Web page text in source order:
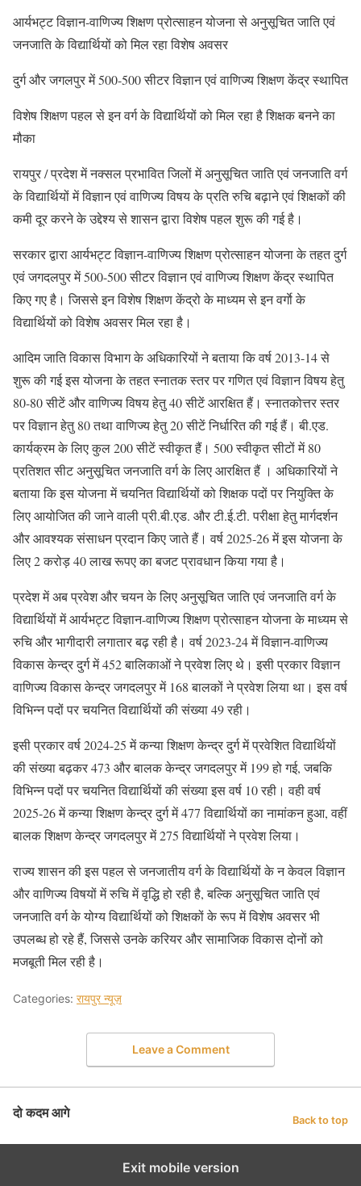
आर्यभट्ट विज्ञान-वाणिज्य शिक्षण प्रोत्साहन योजना से अनुसूचित जाति एवं
जनजाति के विद्यार्थियों को मिल रहा विशेष अवसर
दुर्ग और जगलपुर में 500-500 सीटर विज्ञान एवं वाणिज्य शिक्षण केंद्र स्थापित
विशेष शिक्षण पहल से इन वर्ग के विद्यार्थियों को मिल रहा है शिक्षक बनने का
मौका
रायपुर / प्रदेश में नक्सल प्रभावित जिलों में अनुसूचित जाति एवं जनजाति वर्ग
के विद्यार्थियों में विज्ञान एवं वाणिज्य विषय के प्रति रुचि बढ़ाने एवं शिक्षकों की
कमी दूर करने के उद्देश्य से शासन द्वारा विशेष पहल शुरू की गई है।
सरकार द्वारा आर्यभट्ट विज्ञान-वाणिज्य शिक्षण प्रोत्साहन योजना के तहत दुर्ग
एवं जगदलपुर में 500-500 सीटर विज्ञान एवं वाणिज्य शिक्षण केंद्र स्थापित
किए गए है। जिससे इन विशेष शिक्षण केंद्रो के माध्यम से इन वर्गाे के
विद्यार्थियों को विशेष अवसर मिल रहा है।
आदिम जाति विकास विभाग के अधिकारियों ने बताया कि वर्ष 2013-14 से
शुरू की गई इस योजना के तहत स्नातक स्तर पर गणित एवं विज्ञान विषय हेतु
80-80 सीटें और वाणिज्य विषय हेतु 40 सीटें आरक्षित हैं। स्नातकोत्तर स्तर
पर विज्ञान हेतु 80 तथा वाणिज्य हेतु 20 सीटें निर्धारित की गई हैं। बी.एड.
कार्यक्रम के लिए कुल 200 सीटें स्वीकृत हैं। 500 स्वीकृत सीटों में 80
प्रतिशत सीट अनुसूचित जनजाति वर्ग के लिए आरक्षित हैं । अधिकारियों ने
बताया कि इस योजना में चयनित विद्यार्थियों को शिक्षक पदों पर नियुक्ति के
लिए आयोजित की जाने वाली प्री.बी.एड. और टी.ई.टी. परीक्षा हेतु मार्गदर्शन
और आवश्यक संसाधन प्रदान किए जाते हैं। वर्ष 2025-26 में इस योजना के
लिए 2 करोड़ 40 लाख रूपए का बजट प्रावधान किया गया है।
प्रदेश में अब प्रवेश और चयन के लिए अनुसूचित जाति एवं जनजाति वर्ग के
विद्यार्थियों में आर्यभट्ट विज्ञान-वाणिज्य शिक्षण प्रोत्साहन योजना के माध्यम से
रुचि और भागीदारी लगातार बढ़ रही है। वर्ष 2023-24 में विज्ञान-वाणिज्य
विकास केन्द्र दुर्ग में 452 बालिकाओं ने प्रवेश लिए थे। इसी प्रकार विज्ञान
वाणिज्य विकास केन्द्र जगदलपुर में 168 बालकों ने प्रवेश लिया था। इस वर्ष
विभिन्न पदों पर चयनित विद्यार्थियों की संख्या 49 रही।
इसी प्रकार वर्ष 2024-25 में कन्या शिक्षण केन्द्र दुर्ग में प्रवेशित विद्यार्थियों
की संख्या बढ़कर 473 और बालक केन्द्र जगदलपुर में 199 हो गई, जबकि
विभिन्न पदों पर चयनित विद्यार्थियों की संख्या इस वर्ष 10 रही। वही वर्ष
2025-26 में कन्या शिक्षण केन्द्र दुर्ग में 477 विद्यार्थियों का नामांकन हुआ, वहीं
बालक शिक्षण केन्द्र जगदलपुर में 275 विद्यार्थियों ने प्रवेश लिया।
राज्य शासन की इस पहल से जनजातीय वर्ग के विद्यार्थियों के न केवल विज्ञान
और वाणिज्य विषयों में रुचि में वृद्धि हो रही है, बल्कि अनुसूचित जाति एवं
जनजाति वर्ग के योग्य विद्यार्थियों को शिक्षकों के रूप में विशेष अवसर भी
उपलब्ध हो रहे हैं, जिससे उनके करियर और सामाजिक विकास दोनों को
मजबूती मिल रही है।
Categories: रायपुर न्यूज़
Leave a Comment
दो कदम आगे Back to top
Exit mobile version